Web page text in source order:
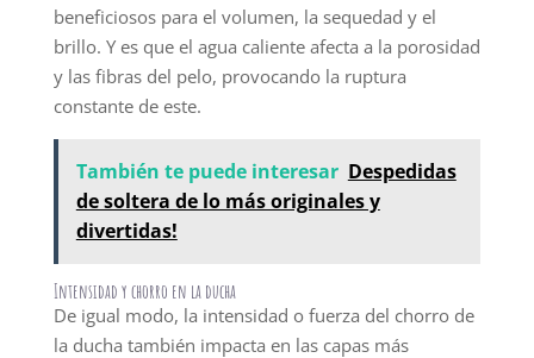
beneficiosos para el volumen, la sequedad y el
brillo. Y es que el agua caliente afecta a la porosidad
y las fibras del pelo, provocando la ruptura
constante de este.
También te puede interesar Despedidas
de soltera de lo más originales y
divertidas!
Intensidad y chorro en la ducha
De igual modo, la intensidad o fuerza del chorro de
la ducha también impacta en las capas más